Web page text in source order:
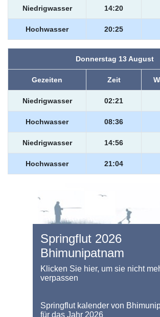
Niedrigwasser 14:20
Hochwasser 20:25
Donnerstag 13 August
Gezeiten Zeit
Niedrigwasser 02:21
Hochwasser 08:36
Niedrigwasser 14:56
Hochwasser 21:04
Springflut 2026
Bhimunipatnam
Klicken Sie hier, um sie nicht
verpassen
Springflut kalender von
für das Jahr 2026